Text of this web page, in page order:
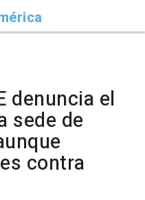
denuncia el
sede de
contra